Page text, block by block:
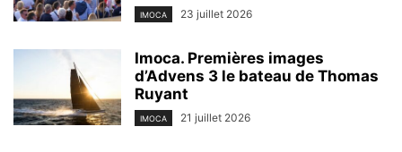
IMOCA 23 juillet 2026
Imoca. Premières images
d’Advens 3 le bateau de Thomas
Ruyant
IMOCA 21 juillet 2026